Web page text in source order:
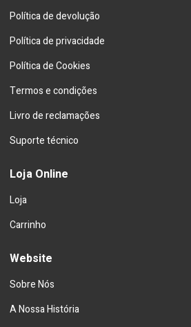
Política de devolução
Política de privacidade
Política de Cookies
Termos e condições
Livro de reclamações
Suporte técnico
Loja Online
Loja
Carrinho
Website
Sobre Nós
A Nossa História